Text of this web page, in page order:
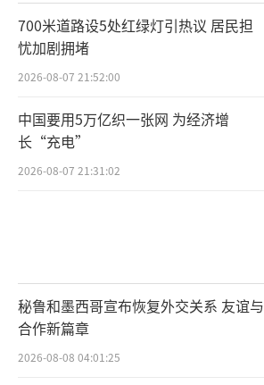
700米道路设5处红绿灯引热议 居民担
忧加剧拥堵
2026-08-07 21:52:00
中国要用5万亿织一张网 为经济增
长“充电”
2026-08-07 21:31:02
秘鲁和墨西哥宣布恢复外交关系 友谊与
合作新篇章
2026-08-08 04:01:25